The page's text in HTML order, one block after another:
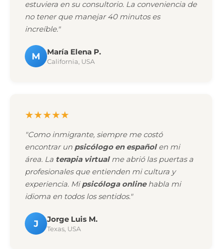
estuviera en su consultorio. La conveniencia de
no tener que manejar 40 minutos es
increíble."
M María Elena P.
California, USA
★★★★★
"Como inmigrante, siempre me costó
encontrar un psicólogo en españolen mi
área. La terapia virtualme abrió las puertas a
profesionales que entienden mi cultura y
experiencia. Mipsicóloga onlinehabla mi
idioma en todos los sentidos."
J Jorge Luis M.
Texas, USA